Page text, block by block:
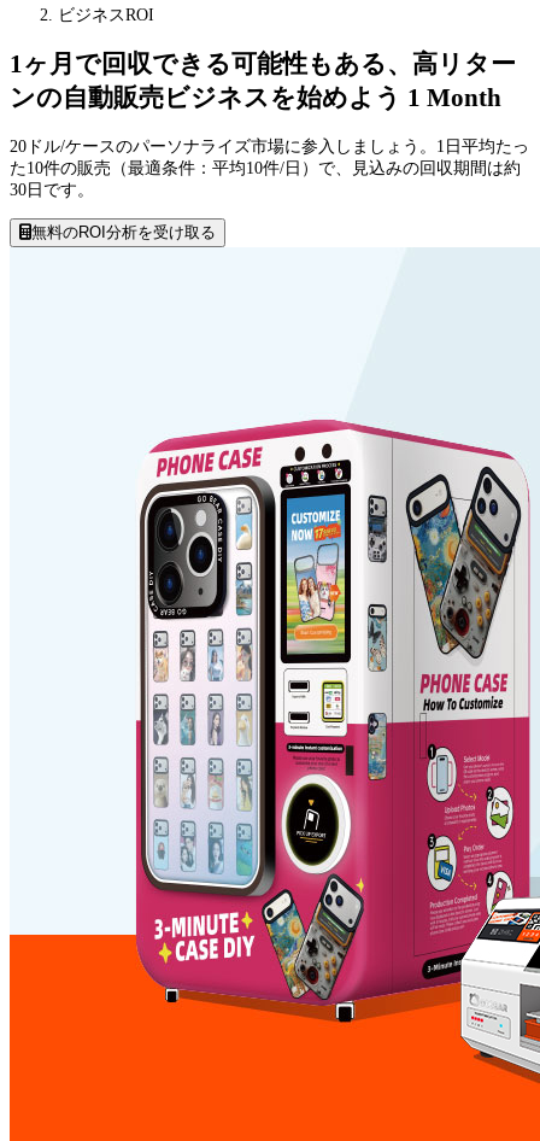
ビジネスROI
1ヶ月で回収できる可能性もある、高リター
ンの自動販売ビジネスを始めよう 1 Month
20ドル/ケースのパーソナライズ市場に参入しましょう。1日平均たっ
た10件の販売（最適条件：平均10件/日）で、見込みの回収期間は約
30日です。
無料のROI分析を受け取る